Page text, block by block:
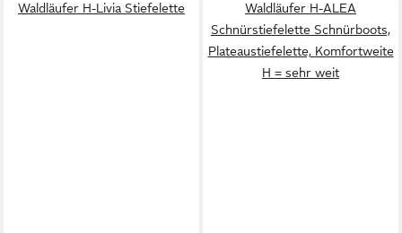
Waldläufer H-Livia Stiefelette
Waldläufer H-ALEA
Schnürstiefelette Schnürboots,
Plateaustiefelette, Komfortweite
H = sehr weit